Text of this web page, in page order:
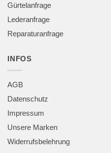
Gürtelanfrage
Lederanfrage
Reparaturanfrage
INFOS
AGB
Datenschutz
Impressum
Unsere Marken
Widerrufsbelehrung